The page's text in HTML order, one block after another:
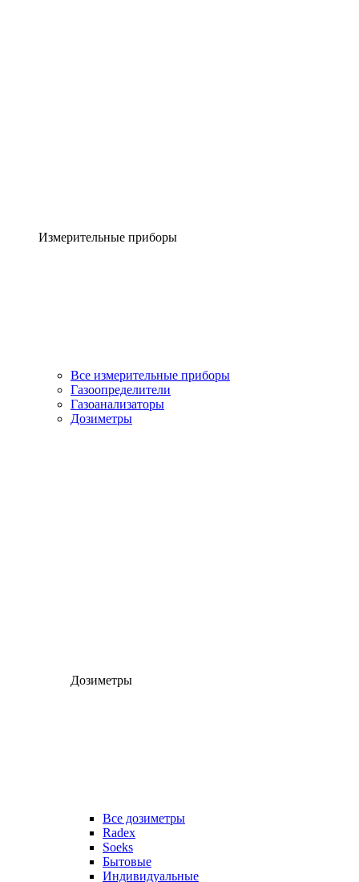
Измерительные приборы
Все измерительные приборы
Газоопределители
Газоанализаторы
Дозиметры
Дозиметры
Все дозиметры
Radex
Soeks
Бытовые
Индивидуальные